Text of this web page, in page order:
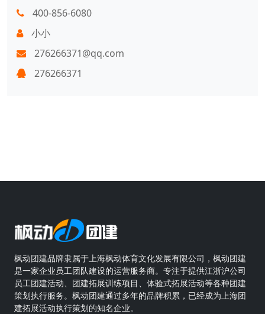
400-856-6080
小小
276266371@qq.com
276266371
枫动团建品牌隶属于上海枫动体育文化发展有限公司，枫动团建
是一家企业员工团队建设的运营服务商。专注于提供江浙沪公司
员工团建活动、团建拓展训练项目、体验式拓展活动等各种团建
策划执行服务。枫动团建通过多年的品牌积累，已经成为上海团
建拓展活动执行策划的知名企业。